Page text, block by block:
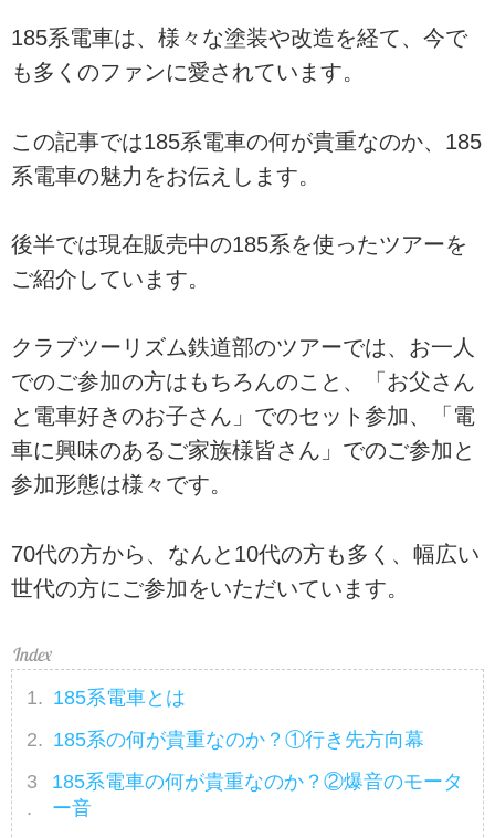
185系電車は、様々な塗装や改造を経て、今で
も多くのファンに愛されています。
この記事では185系電車の何が貴重なのか、185
系電車の魅力をお伝えします。
後半では現在販売中の185系を使ったツアーを
ご紹介しています。
クラブツーリズム鉄道部のツアーでは、お一人
でのご参加の方はもちろんのこと、「お父さん
と電車好きのお子さん」でのセット参加、「電
車に興味のあるご家族様皆さん」でのご参加と
参加形態は様々です。
70代の方から、なんと10代の方も多く、幅広い
世代の方にご参加をいただいています。
185系電車とは
185系の何が貴重なのか？①行き先方向幕
185系電車の何が貴重なのか？②爆音のモータ
ー音